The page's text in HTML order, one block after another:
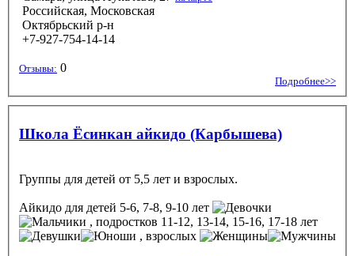
Российская, Московская
Октябрьский р-н
+7-927-754-14-14
Отзывы: 0
Подробнее>>
Школа Ёсинкан айкидо (Карбышева)
Группы для детей от 5,5 лет и взрослых.
Айкидо для детей 5-6, 7-8, 9-10 лет
, подростков 11-12, 13-14, 15-16, 17-18 лет
, взрослых